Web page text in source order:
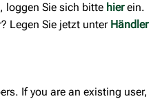
loggen Sie sich bitte hierein.
Legen Sie jetzt unter Händler
If you are an existing user,